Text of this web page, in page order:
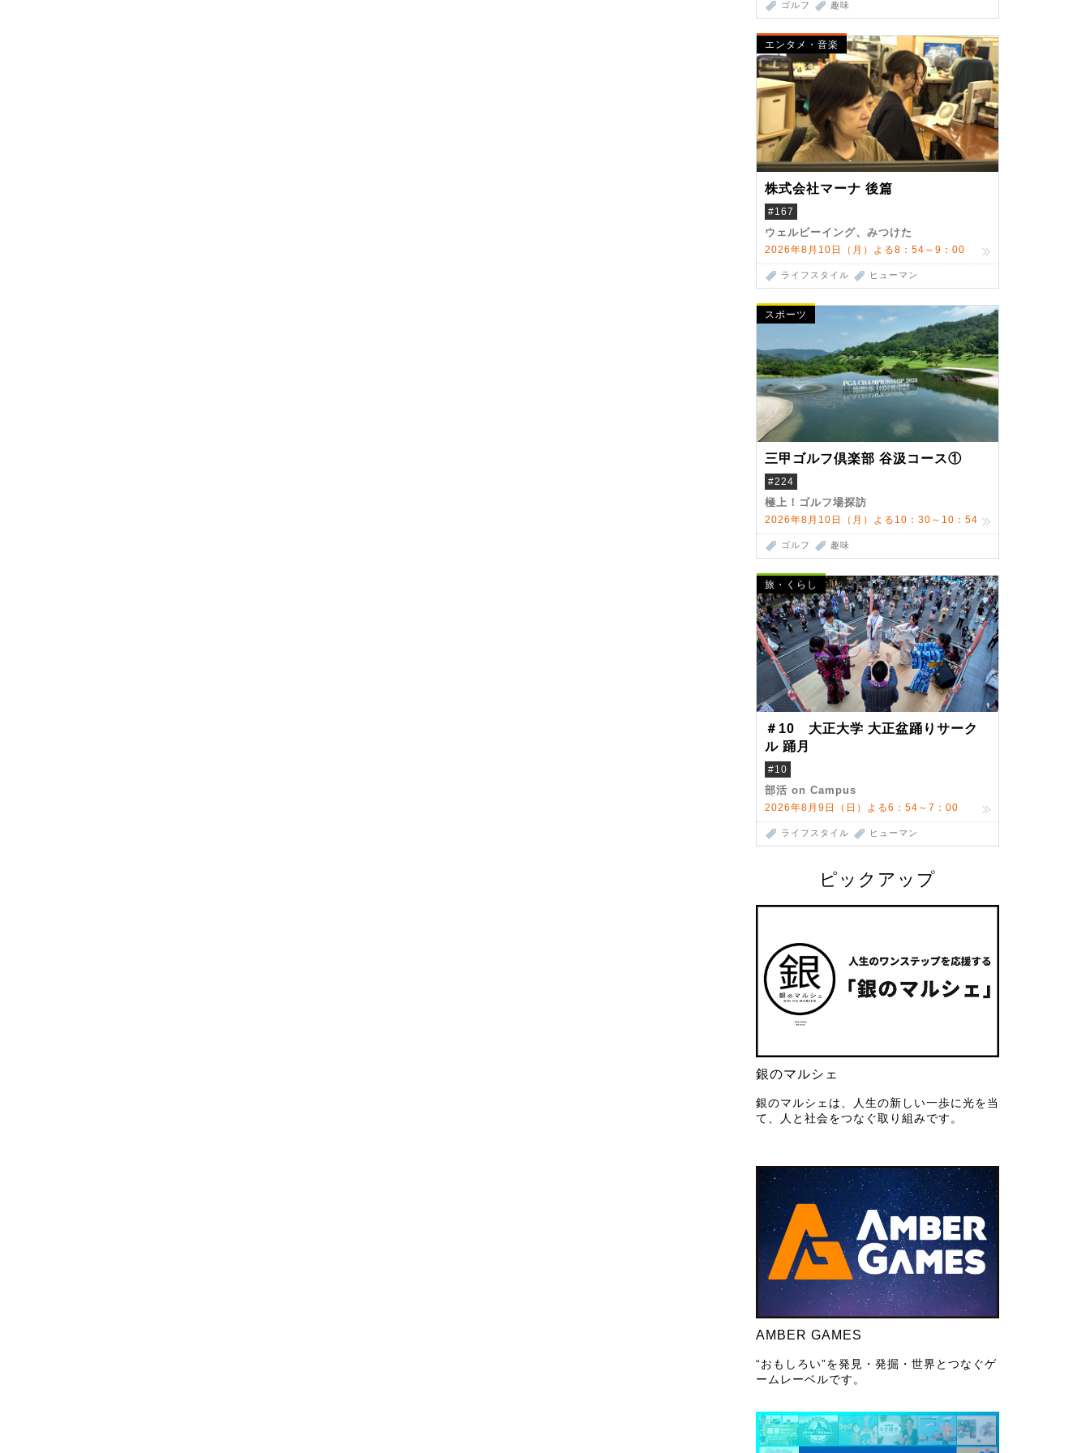
ゴルフ 趣味
エンタメ・音楽
株式会社マーナ 後篇
#167
ウェルビーイング、みつけた
2026年8月10日（月）よる8：54～9：00
ライフスタイル ヒューマン
スポーツ
三甲ゴルフ倶楽部 谷汲コース①
#224
極上！ゴルフ場探訪
2026年8月10日（月）よる10：30～10：54
ゴルフ 趣味
旅・くらし
＃10 大正大学 大正盆踊りサーク
ル 踊月
#10
部活 on Campus
2026年8月9日（日）よる6：54～7：00
ライフスタイル ヒューマン
ピックアップ
銀のマルシェ
銀のマルシェは、人生の新しい一歩に光を当
て、人と社会をつなぐ取り組みです。
AMBER GAMES
“おもしろい”を発見・発掘・世界とつなぐゲ
ームレーベルです。